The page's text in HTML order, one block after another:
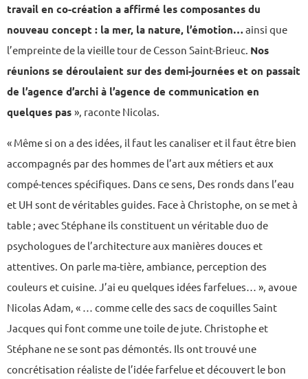
travail en co-création a affirmé les composantes du
nouveau concept : la mer, la nature, l’émotion… ainsi que
l’empreinte de la vieille tour de Cesson Saint-Brieuc. Nos
réunions se déroulaient sur des demi-journées et on passait
de l’agence d’archi à l’agence de communication en
quelques pas », raconte Nicolas.
« Même si on a des idées, il faut les canaliser et il faut être bien
accompagnés par des hommes de l’art aux métiers et aux
compé-tences spécifiques. Dans ce sens, Des ronds dans l’eau
et UH sont de véritables guides. Face à Christophe, on se met à
table ; avec Stéphane ils constituent un véritable duo de
psychologues de l’architecture aux manières douces et
attentives. On parle ma-tière, ambiance, perception des
couleurs et cuisine. J’ai eu quelques idées farfelues… », avoue
Nicolas Adam, « … comme celle des sacs de coquilles Saint
Jacques qui font comme une toile de jute. Christophe et
Stéphane ne se sont pas démontés. Ils ont trouvé une
concrétisation réaliste de l’idée farfelue et découvert le bon